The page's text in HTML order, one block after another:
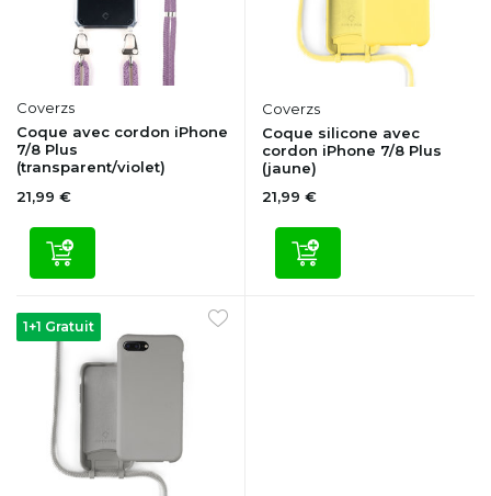
Coverzs
Coque avec cordon iPhone
7/8 Plus
(transparent/violet)
21,99 €
Coverzs
Coque silicone avec
cordon iPhone 7/8 Plus
(jaune)
21,99 €
1+1 Gratuit